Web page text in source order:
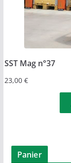
SST Mag n°37
23,00 €
Panier